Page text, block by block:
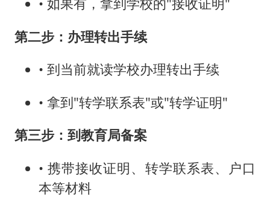
第二步：办理转出手续
• 到当前就读学校办理转出手续
• 拿到"转学联系表"或"转学证明"
第三步：到教育局备案
• 携带接收证明、转学联系表、户口
本等材料